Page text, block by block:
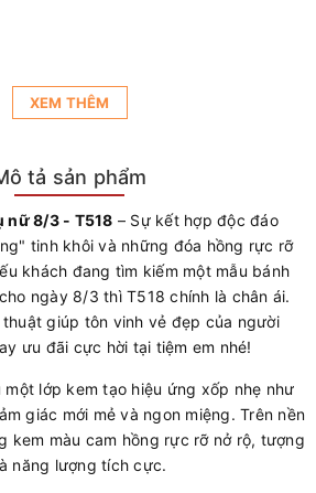
XEM THÊM
tả sản phẩm
nữ 8/3 - T518 – Sự kết hợp độc đáo
tinh khôi và những đóa hồng rực rỡ
khách đang tìm kiếm một mẫu bánh
ngày 8/3 thì T518 chính là chân ái.
giúp tôn vinh vẻ đẹp của người
ưu đãi cực hời tại tiệm em nhé!
lớp kem tạo hiệu ứng xốp nhẹ như
giác mới mẻ và ngon miệng. Trên nền
kem màu cam hồng rực rỡ nở rộ, tượng
năng lượng tích cực.